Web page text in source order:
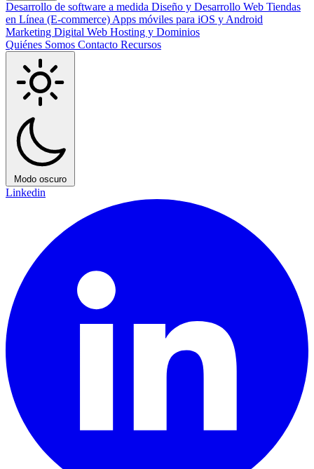
Desarrollo de software a medida Diseño y Desarrollo Web Tiendas
en Línea (E-commerce) Apps móviles para iOS y Android
Marketing Digital Web Hosting y Dominios
Quiénes Somos Contacto Recursos
Modo oscuro
Linkedin